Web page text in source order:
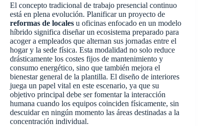
El concepto tradicional de trabajo presencial continuo
está en plena evolución. Planificar un proyecto de
reformas de locales u oficinas enfocado en un modelo
híbrido significa diseñar un ecosistema preparado para
acoger a empleados que alternan sus jornadas entre el
hogar y la sede física. Esta modalidad no solo reduce
drásticamente los costes fijos de mantenimiento y
consumo energético, sino que también mejora el
bienestar general de la plantilla. El diseño de interiores
juega un papel vital en este escenario, ya que su
objetivo principal debe ser fomentar la interacción
humana cuando los equipos coinciden físicamente, sin
descuidar en ningún momento las áreas destinadas a la
concentración individual.